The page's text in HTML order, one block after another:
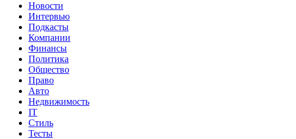
Новости
Интервью
Подкасты
Компании
Финансы
Политика
Общество
Право
Авто
Недвижимость
IT
Стиль
Тесты